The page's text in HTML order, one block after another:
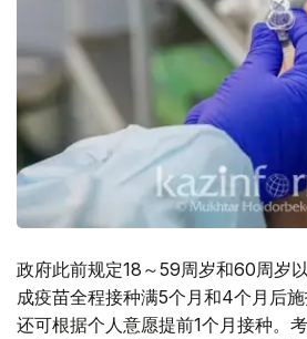
政府此前规定18～59周岁和60周岁
成疫苗全程接种满5个月和4个月后
还可根据个人意愿提前1个月接种。